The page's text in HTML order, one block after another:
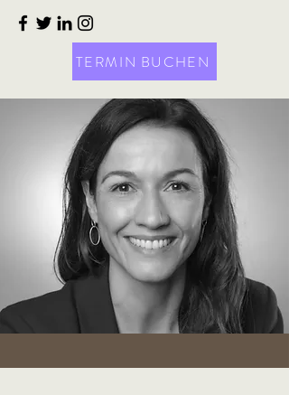
TERMIN BUCHEN